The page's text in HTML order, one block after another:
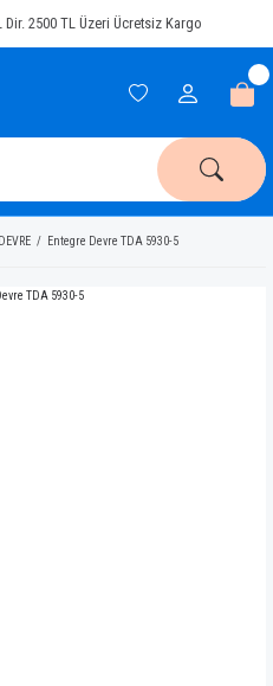
2500 TL Üzeri Ücretsiz Kargo
Entegre Devre TDA 5930-5